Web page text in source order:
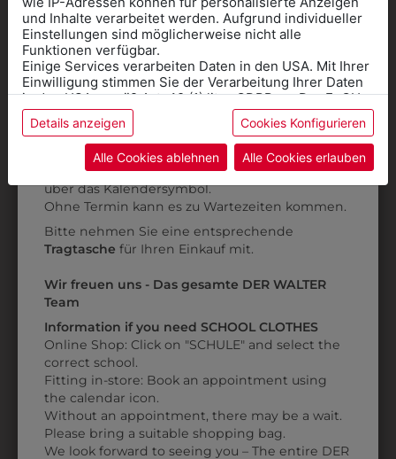
696060101
SCHÜRZE 60
€ 10,90
PANTOFFEL PIEL-A
€ 40,90
und Inhalte verarbeitet werden. Aufgrund individueller
Einstellungen sind möglicherweise nicht alle
Funktionen verfügbar.
Einige Services verarbeiten Daten in den USA. Mit Ihrer
Einwilligung stimmen Sie der Verarbeitung Ihrer Daten
in den USA gemäß Art. 49 (1) lit. a GDPR zu. Der EuGH
stuft die USA als Land mit unzureichendem Datenschutz
ein, und es besteht das Risiko, dass US-Behörden
Daten ohne Klagemöglichkeit für Europäer überwachen.
Datenschutzerklärungbzw. im
Details anzeigen Cookies Konfigurieren
Alle Cookies ablehnen Alle Cookies erlauben
Informationen wenn Sie
Kleidung
für die SCHULE
benötigen
Online Shop: Klick auf SCHULE in der
Kategorie und die richtige Schule auswählen.
AnprobeVorort im Geschäft: Termin buchen
über das Kalendersymbol.
Ohne Termin kann es zu Wartezeiten kommen.
Bitte nehmen Sie eine entsprechende
Tragtasche für Ihren Einkauf mit.
Wir freuen uns - Das gesamte DER WALTER
Team
Information if you need SCHOOL CLOTHES
Online Shop: Click on "SCHULE" and select the
correct school.
Fitting in-store: Book an appointment using
the calendar icon.
Without an appointment, there may be a wait.
Please bring a suitable shopping bag.
We look forward to seeing you – The entire DER